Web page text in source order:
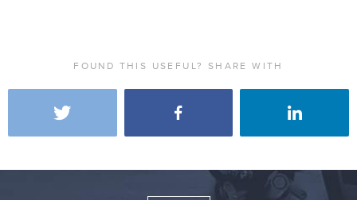
FOUND THIS USEFUL? SHARE WITH